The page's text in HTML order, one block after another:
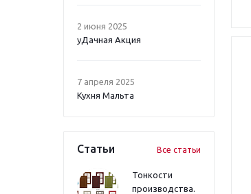
2 июня 2025
уДачная Акция
7 апреля 2025
Кухня Мальта
Статьи Все статьи
Тонкости
производства.